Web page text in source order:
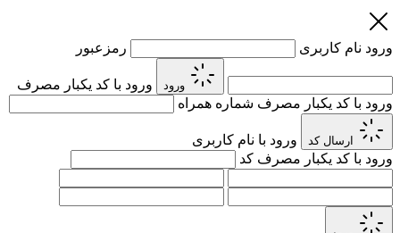
ورود نام کاربری رمزعبور
ورود
ورود با کد یکبار مصرف
ورود با کد یکبار مصرف شماره همراه
ارسال کد
ورود با نام کاربری
ورود با کد یکبار مصرف کد